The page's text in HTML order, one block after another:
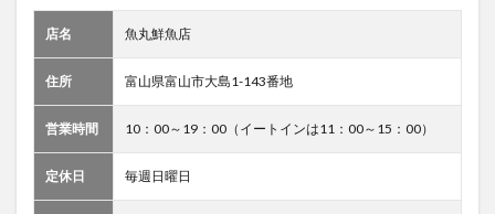
店名 魚丸鮮魚店
住所 富山県富山市大島1-143番地
営業時間 10：00～19：00（イートインは11：00～15：00）
定休日 毎週日曜日